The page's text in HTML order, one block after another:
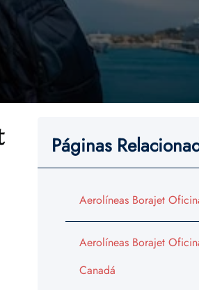
Páginas
Aerolíneas Borajet
Aerolíneas Borajet
Canadá